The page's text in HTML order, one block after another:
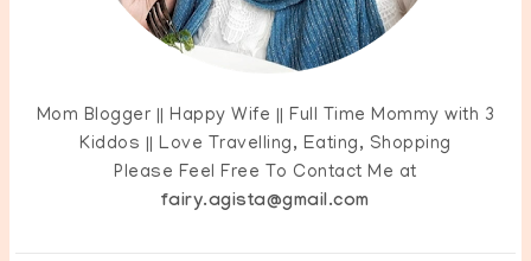
Mom Blogger || Happy Wife || Full Time Mommy with 3
Kiddos || Love Travelling, Eating, Shopping
Please Feel Free To Contact Me at
fairy.agista@gmail.com